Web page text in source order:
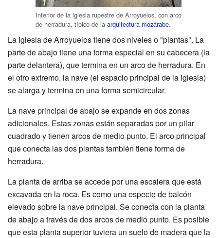
Interior de la iglesia rupestre de Arroyuelos, con arco
de herradura, típico de la arquitectura mozárabe.
La Iglesia de Arroyuelos tiene dos niveles o "plantas". La
parte de abajo tiene una forma especial en su cabecera (la
parte delantera), que termina en un arco de herradura. En
el otro extremo, la nave (el espacio principal de la iglesia)
se alarga y termina en una forma semicircular.
La nave principal de abajo se expande en dos zonas
adicionales. Estas zonas están separadas por un pilar
cuadrado y tienen arcos de medio punto. El arco principal
que conecta las dos plantas también tiene forma de
herradura.
La planta de arriba se accede por una escalera que está
excavada en la roca. Es como una especie de balcón
elevado sobre la nave principal. Se conecta con la planta
de abajo a través de dos arcos de medio punto. Es posible
que esta planta superior tuviera un suelo de madera que la